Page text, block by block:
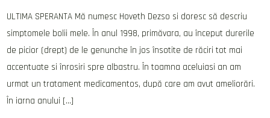
ULTIMA SPERANTA Mă numesc Hoveth Dezso si doresc să descriu
simptomele bolii mele. În anul 1998, primăvara, au început durerile
de picior (drept) de le genunche în jos însotite de răciri tot mai
accentuate si înrosiri spre albastru. În toamna aceluiasi an am
urmat un tratament medicamentos, după care am avut ameliorări.
În iarna anului […]